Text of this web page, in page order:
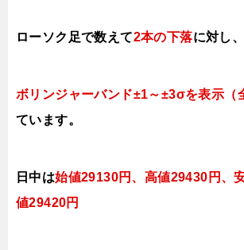
ローソク足で数えて2本の下落に対し
ボリンジャーバンド±1～±3σを表示（
ています。
日中は始値29130円、高値29430円、
値29420円